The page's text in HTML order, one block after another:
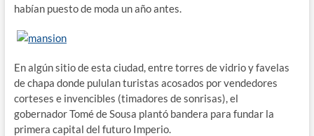
habían puesto de moda un año antes.
En algún sitio de esta ciudad, entre torres de vidrio y favelas
de chapa donde pululan turistas acosados por vendedores
corteses e invencibles (timadores de sonrisas), el
gobernador Tomé de Sousa plantó bandera para fundar la
primera capital del futuro Imperio.